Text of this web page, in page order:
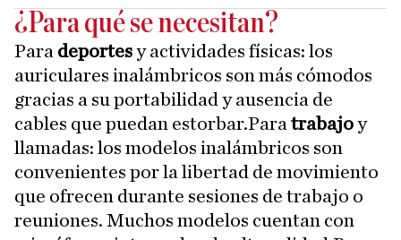
¿Para qué se necesitan?
Para deportesy actividades físicas: los
auriculares inalámbricos son más cómodos
gracias a su portabilidad y ausencia de
cables que puedan estorbar.Para trabajoy
llamadas: los modelos inalámbricos son
convenientes por la libertad de movimiento
que ofrecen durante sesiones de trabajo o
reuniones. Muchos modelos cuentan con